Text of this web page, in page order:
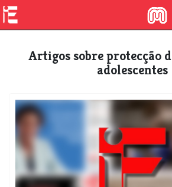
Artigos sobre protecção de crianças e
adolescentes